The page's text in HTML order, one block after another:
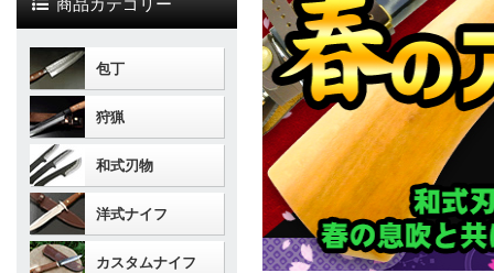
商品カテゴリー
包丁
狩猟
和式刃物
洋式ナイフ
カスタムナイフ